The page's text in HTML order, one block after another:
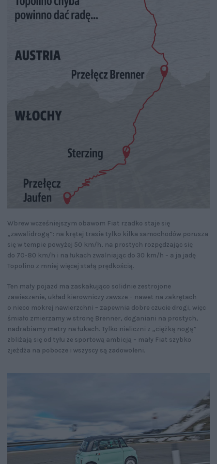
Wbrew wcześniejszym obawom Fiat rzadko staje się
„zawalidrogą”: na krętej trasie tylko kilka samochodów porusza
się w tempie powyżej 50 km/h, na prostych rozpędzając się
do 70-80 km/h i na łukach zwalniając do 30 km/h – a ja jadę
Topolino z mniej więcej stałą prędkością.
Ten mały pojazd ma zaskakująco solidnie zestrojone
zawieszenie, układ kierowniczy zawsze – nawet na zakrętach
o nieco mokrej nawierzchni – zapewnia dobre czucie drogi, więc
śmiało zmierzamy w stronę Brenner, doganiani na prostych,
nadrabiamy metry na łukach. Tylko nieliczni z „ciężką nogą”
zbliżają się od tyłu ze sportową ambicją – mały Fiat szybko
zjeżdża na pobocze i wszyscy są zadowoleni.